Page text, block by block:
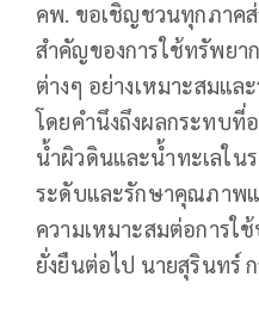
คพ. ขอเชิญชวนทุกภาค
สำคัญของการใช้ทรัพยา
ต่างๆ อย่างเหมาะสมแ
โดยคำนึงถึงผลกระทบ
น้ำผิวดินและน้ำทะเลใน
ระดับและรักษาคุณภาพ
ความเหมาะสมต่อการใ
ยั่งยืนต่อไป นายสุรินทร์